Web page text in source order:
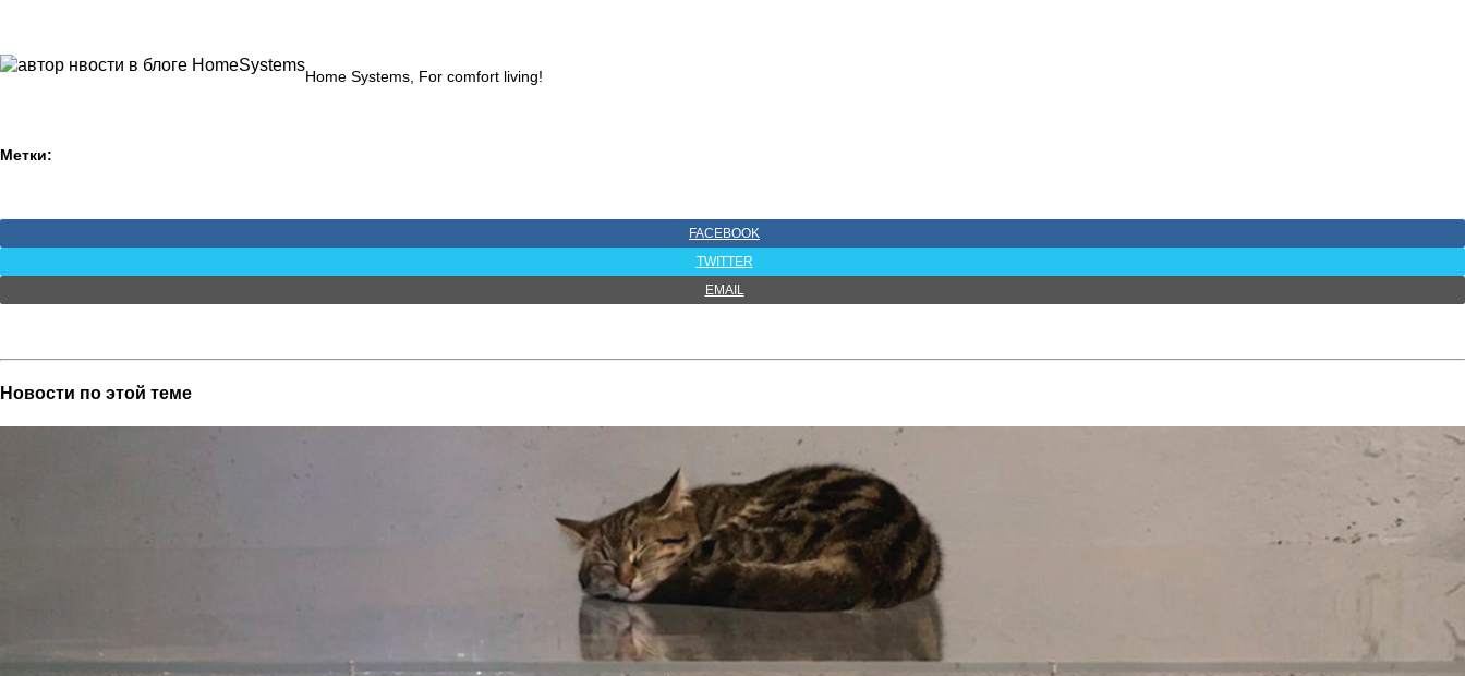
Home Systems, For comfort living!
Метки:
FACEBOOK
TWITTER
EMAIL
Новости по этой теме